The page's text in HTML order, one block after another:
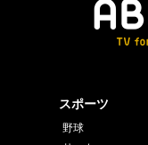
スポーツ
野球